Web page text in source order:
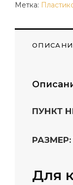
Метка:
ПУНКТ
РАЗМЕР:
Для